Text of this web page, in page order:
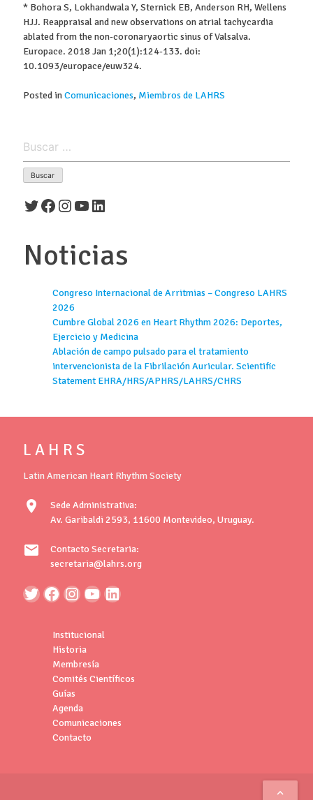
* Bohora S, Lokhandwala Y, Sternick EB, Anderson RH, Wellens
HJJ. Reappraisal and new observations on atrial tachycardia
ablated from the non-coronaryaortic sinus of Valsalva.
Europace. 2018 Jan 1;20(1):124-133. doi:
10.1093/europace/euw324.
Posted inComunicaciones, Miembros de LAHRS
Twitter
Facebook
Instagram
YouTube
LinkedIn
Noticias
Congreso Internacional de Arritmias – Congreso LAHRS
2026
Cumbre Global 2026 en Heart Rhythm 2026: Deportes,
Ejercicio y Medicina
Ablación de campo pulsado para el tratamiento
intervencionista de la Fibrilación Auricular. Scientific
Statement EHRA/HRS/APHRS/LAHRS/CHRS
L A H R S
Latin American Heart Rhythm Society
location_on
Sede Administrativa:
Av. Garibaldi 2593, 11600 Montevideo, Uruguay.
mail
Contacto Secretaria:
secretaria@lahrs.org
Institucional
Historia
Membresía
Comités Científicos
Guías
Agenda
Comunicaciones
Contacto
keyboard_arrow_up